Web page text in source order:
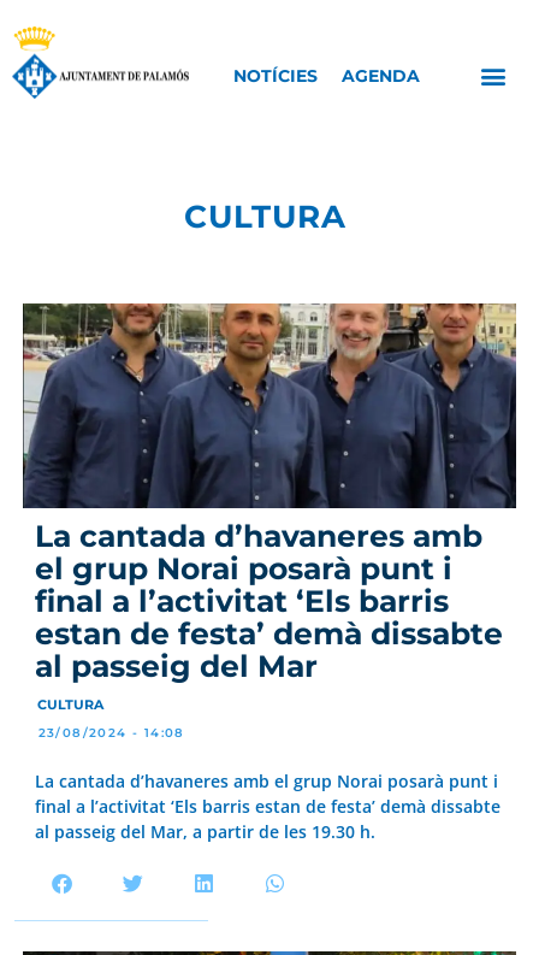
NOTÍCIES AGENDA
CULTURA
La cantada d’havaneres amb
el grup Norai posarà punt i
final a l’activitat ‘Els barris
estan de festa’ demà dissabte
al passeig del Mar
CULTURA
23/08/2024 - 14:08
La cantada d’havaneres amb el grup Norai posarà punt i
final a l’activitat ‘Els barris estan de festa’ demà dissabte
al passeig del Mar, a partir de les 19.30 h.